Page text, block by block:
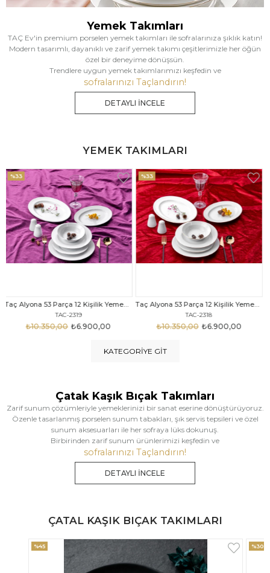
Yemek Takımları
TAÇ Ev'in premium porselen yemek takımları ile sofralarınıza şıklık katın!
Modern tasarımlı, dayanıklı ve zarif yemek takımı çeşitlerimizle her öğün
özel bir deneyime dönüşsün.
Trendlere uygun yemek takımlarımızı keşfedin ve
sofralarınızı Taçlandırın!
DETAYLI İNCELE
YEMEK TAKIMLARI
Taç Alyona 53 Parça 12 Kişilik Yemek Takımı Gold
TAC-2318
₺6.900,00
₺10.350,00
%33
Taç Eliza Alyona 53 Parça 12 Kişilik Yemek Takımı Platin
TAC-2316
₺9.499,00
₺12.669,00
%25
KATEGORIYE GIT
Çatak Kaşık Bıçak Takımları
Zarif sunum çözümleriyle yemeklerinizi bir sanat eserine dönüştürüyoruz.
Özenle tasarlanmış porselen sunum tabakları, şık servis tepsileri ve özel
sunum aksesuarları ile her sofraya lüks dokunuş.
Birbirinden zarif sunum ürünlerimizi keşfedin ve
sofralarınızı Taçlandırın!
DETAYLI İNCELE
ÇATAL KAŞIK BIÇAK TAKIMLARI
%30 %33